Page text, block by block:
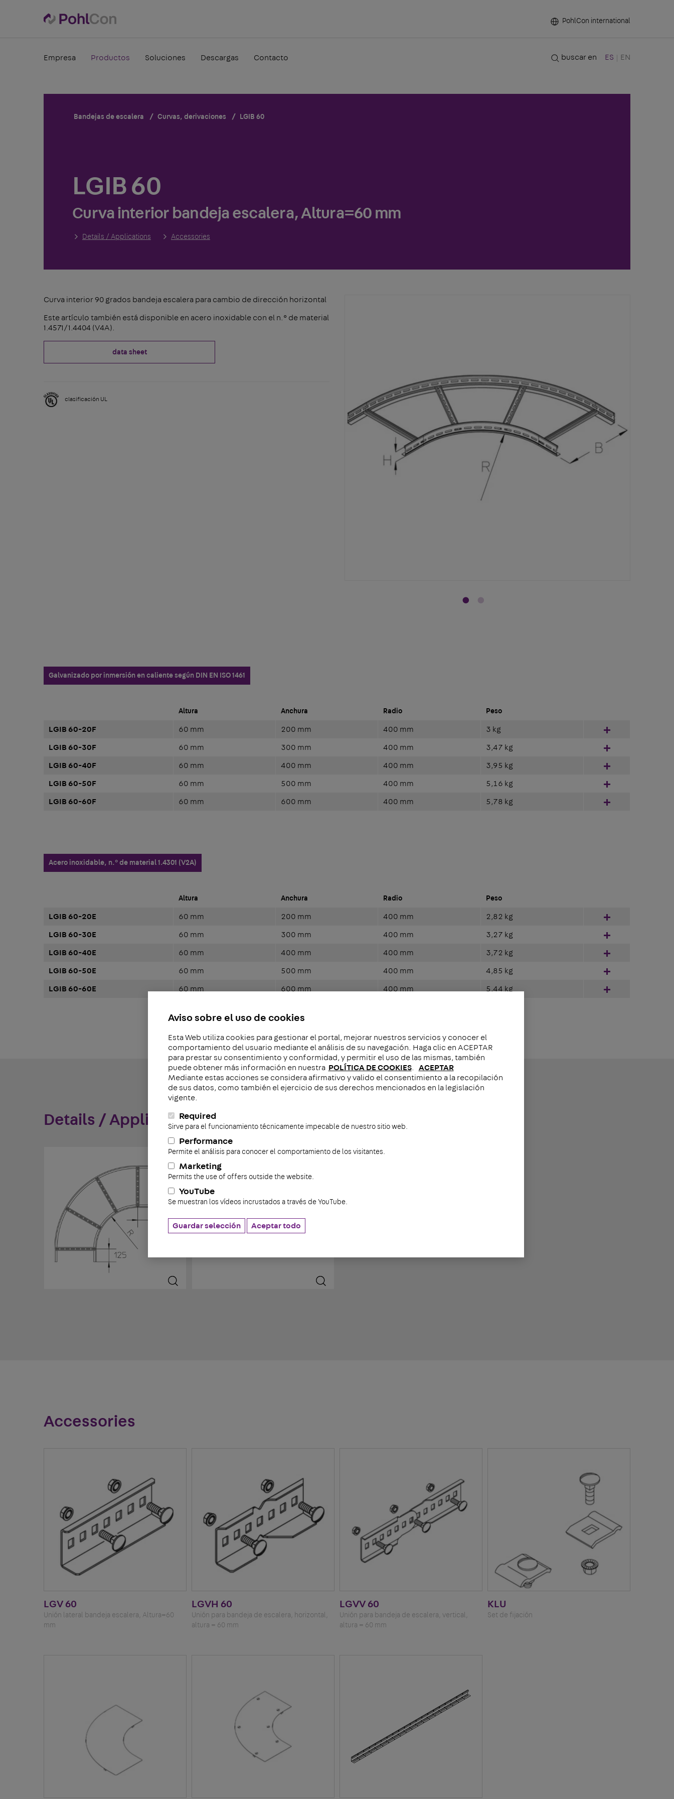
Aviso sobre el uso de cookies
Esta Web utiliza cookies para gestionar el portal, mejorar nuestros servicios y conocer el
comportamiento del usuario mediante el análisis de su navegación. Haga clic en ACEPTAR
para prestar su consentimiento y conformidad, y permitir el uso de las mismas, también
puede obtener más información en nuestra POLÍTICA DE COOKIES. ACEPTAR
Mediante estas acciones se considera afirmativo y valido el consentimiento a la recopilación
de sus datos, como también el ejercicio de sus derechos mencionados en la legislación
vigente.
Required
Sirve para el funcionamiento técnicamente impecable de nuestro sitio web.
Performance
Permite el análisis para conocer el comportamiento de los visitantes.
Marketing
Permits the use of offers outside the website.
YouTube
Se muestran los vídeos incrustados a través de YouTube.
Guardar selección Aceptar todo
PohlCon international
Empresa Productos Soluciones Descargas Contacto buscar en ES EN
Bandejas de escalera Curvas, derivaciones LGIB 60
LGIB 60
Curva interior bandeja escalera, Altura=60 mm
Details / Applications Accessories
Curva interior 90 grados bandeja escalera para cambio de dirección horizontal
Este artículo también está disponible en acero inoxidable con el n.° de material
1.4571/1.4404 (V4A).
data sheet
clasificación UL
Galvanizado por inmersión en caliente según DIN EN ISO 1461
Altura Anchura Radio Peso
LGIB 60-20F 60 mm 200 mm 400 mm 3 kg Hinzufügen
LGIB 60-30F 60 mm 300 mm 400 mm 3,47 kg Hinzufügen
LGIB 60-40F 60 mm 400 mm 400 mm 3,95 kg Hinzufügen
LGIB 60-50F 60 mm 500 mm 400 mm 5,16 kg Hinzufügen
LGIB 60-60F 60 mm 600 mm 400 mm 5,78 kg Hinzufügen
Acero inoxidable, n.° de material 1.4301 (V2A)
Altura Anchura Radio Peso
LGIB 60-20E 60 mm 200 mm 400 mm 2,82 kg Hinzufügen
LGIB 60-30E 60 mm 300 mm 400 mm 3,27 kg Hinzufügen
LGIB 60-40E 60 mm 400 mm 400 mm 3,72 kg Hinzufügen
LGIB 60-50E 60 mm 500 mm 400 mm 4,85 kg Hinzufügen
LGIB 60-60E 60 mm 600 mm 400 mm 5,44 kg Hinzufügen
Details / Applications
Accessories
LGV 60
Unión lateral bandeja escalera, Altura=60
mm
LGVH 60
Unión para bandeja de escalera, horizontal,
altura = 60 mm
LGVV 60
Unión para bandeja de escalera, vertical,
altura = 60 mm
KLU
Set de fijación